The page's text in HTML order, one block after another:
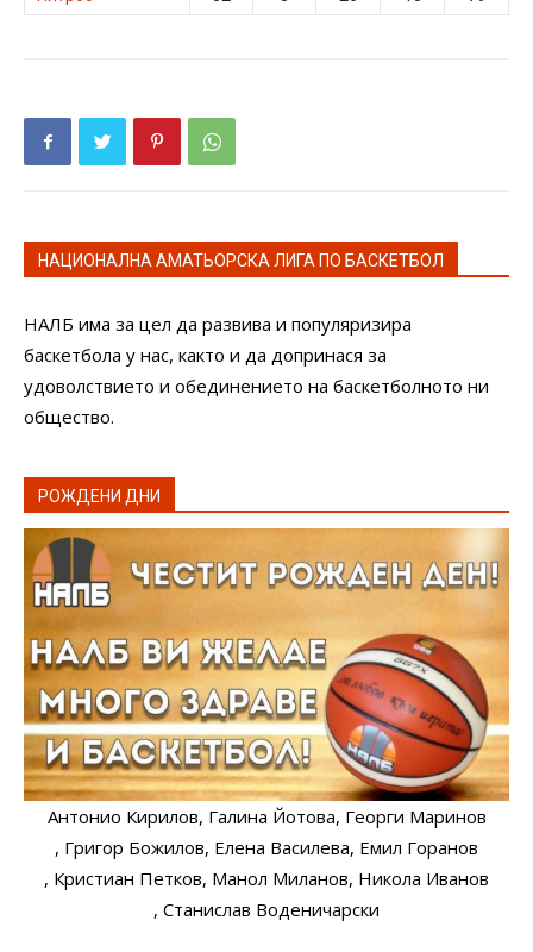
НАЦИОНАЛНА АМАТЬОРСКА ЛИГА ПО БАСКЕТБОЛ
НАЛБ има за цел да развива и популяризира
баскетбола у нас, както и да допринася за
удоволствието и обединението на баскетболното ни
общество.
РОЖДЕНИ ДНИ
Антонио Кирилов, Галина Йотова, Георги Маринов
, Григор Божилов, Елена Василева, Емил Горанов
, Кристиан Петков, Манол Миланов, Никола Иванов
, Станислав Воденичарски